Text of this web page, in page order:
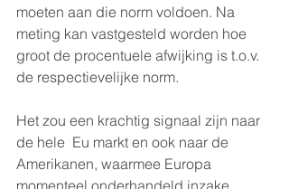
moeten aan die norm voldoen. Na
meting kan vastgesteld worden hoe
groot de procentuele afwijking is t.o.v.
de respectievelijke norm.
Het zou een krachtig signaal zijn naar
de hele  Eu markt en ook naar de
Amerikanen, waarmee Europa
momenteel onderhandeld inzake